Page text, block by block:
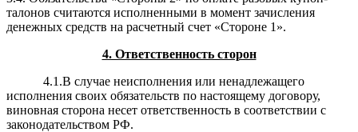
талонов считаются исполненными в момент зачисления
денежных средств на расчетный счет «Стороне 1».
4. Ответственность сторон
4.1.В случае неисполнения или ненадлежащего
исполнения своих обязательств по настоящему договору,
виновная сторона несет ответственность в соответствии с
законодательством РФ.